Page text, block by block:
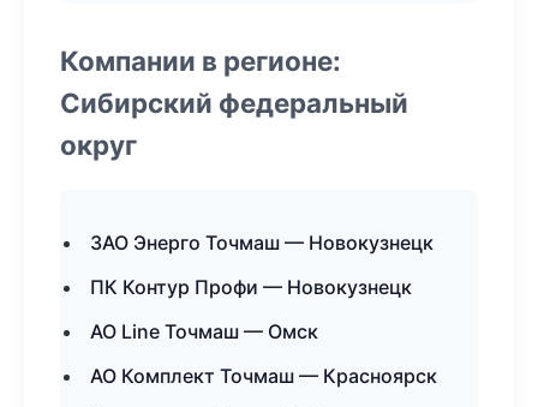
Компании в регионе:
Сибирский федеральный
округ
ЗАО Энерго Точмаш — Новокузнецк
ПК Контур Профи — Новокузнецк
АО Line Точмаш — Омск
АО Комплект Точмаш — Красноярск